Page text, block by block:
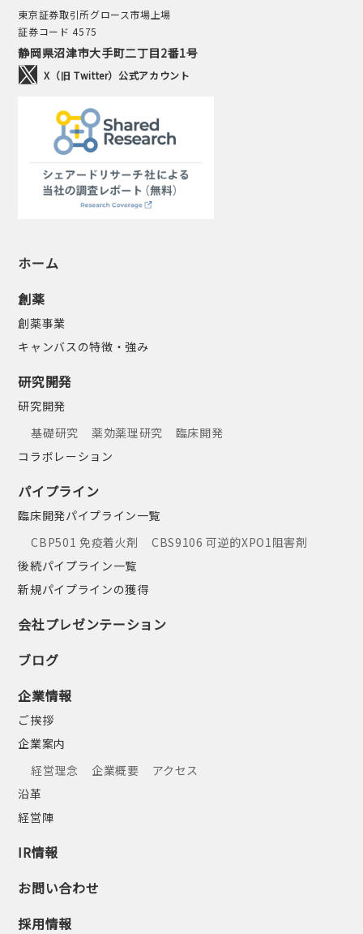
東京証券取引所グロース市場上場
証券コード 4575
静岡県沼津市大手町二丁目2番1号
X（旧 Twitter）公式アカウント
ホーム
創薬
創薬事業
キャンバスの特徴・強み
研究開発
研究開発
基礎研究
薬効薬理研究
臨床開発
コラボレーション
パイプライン
臨床開発パイプライン一覧
CBP501 免疫着火剤
CBS9106 可逆的XPO1阻害剤
後続パイプライン一覧
新規パイプラインの獲得
会社プレゼンテーション
ブログ
企業情報
ご挨拶
企業案内
経営理念
企業概要
アクセス
沿革
経営陣
IR情報
お問い合わせ
採用情報